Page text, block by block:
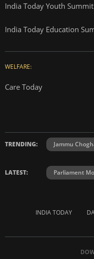
India Today Youth Summit
India Today Education
WELFARE:
Care Today
TRENDING: Jammu
LATEST: Parliament
INDIA TODAY